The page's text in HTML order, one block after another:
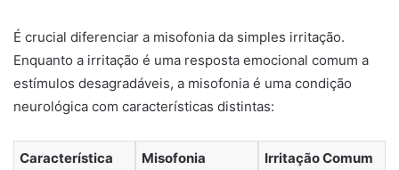
É crucial diferenciar a misofonia da simples irritação.
Enquanto a irritação é uma resposta emocional comum a
estímulos desagradáveis, a misofonia é uma condição
neurológica com características distintas:
Característica Misofonia Irritação Comum